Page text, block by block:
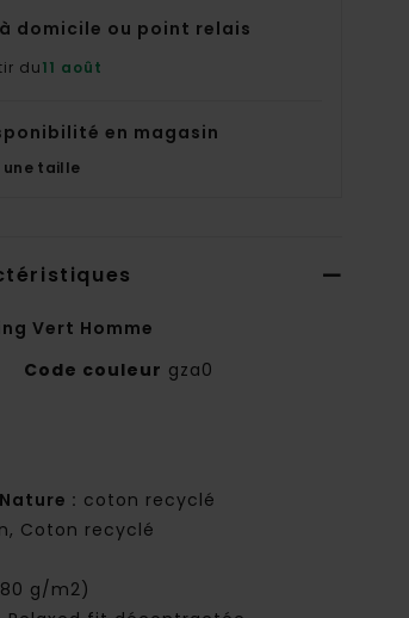
domicile ou point relais
du11 août
en magasin
une taille
Vert Homme
Code couleur gza0
: coton recyclé
Coton recyclé
g/m2)